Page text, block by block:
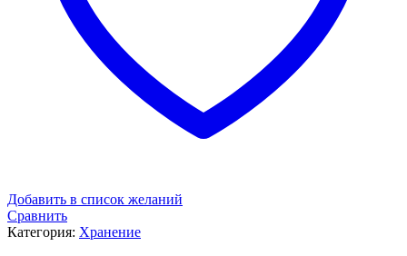
Добавить в список желаний
Сравнить
Категория: Хранение